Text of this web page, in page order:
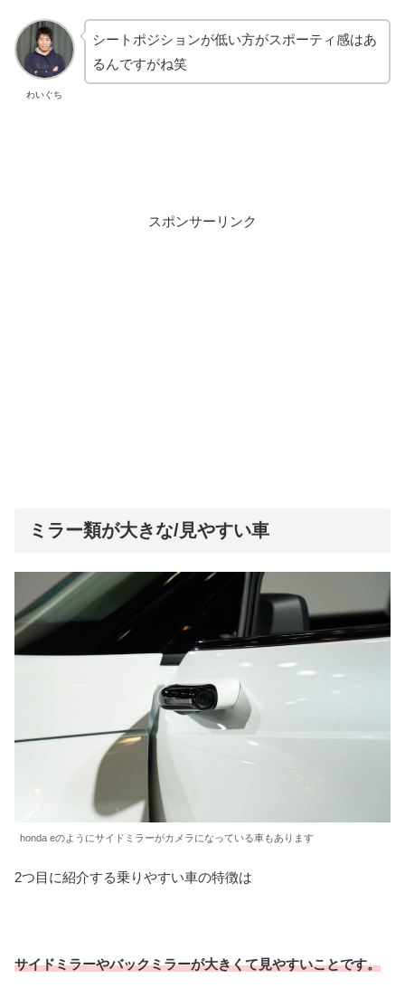
わいぐち
シートポジションが低い方がスポーティ感はあ
るんですがね笑
スポンサーリンク
ミラー類が大きな/見やすい車
honda eのようにサイドミラーがカメラになっている車もあります
2つ目に紹介する乗りやすい車の特徴は
サイドミラーやバックミラーが大きくて見やすいことです。